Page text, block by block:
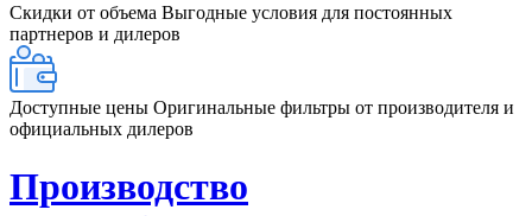
Скидки от объема Выгодные условия для постоянных
партнеров и дилеров
Доступные цены Оригинальные фильтры от производителя и
официальных дилеров
Производство